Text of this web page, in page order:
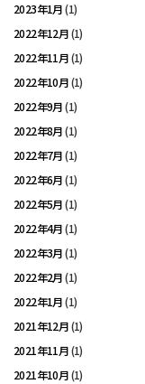
2023年1月(1)
2022年12月(1)
2022年11月(1)
2022年10月(1)
2022年9月(1)
2022年8月(1)
2022年7月(1)
2022年6月(1)
2022年5月(1)
2022年4月(1)
2022年3月(1)
2022年2月(1)
2022年1月(1)
2021年12月(1)
2021年11月(1)
2021年10月(1)